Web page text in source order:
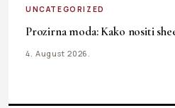
UNCATEGORIZED
Prozirna moda: Kako nositi
4. August 2026.